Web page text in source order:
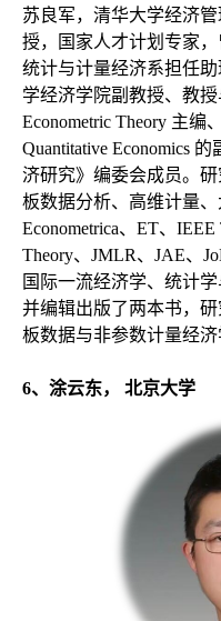
苏良军，清华大学经济
授，国家人才计划专家
统计与计量经济系担任
学经济学院副教授、教
Econometric Theory 主编
Quantitative Economics
济研究》编委会成员。
板数据分析、高维计量
Econometrica、ET、IEEE
Theory、JMLR、JAE、
国际一流经济学、统计
并编辑出版了两本书，
板数据与非参数计量经济
6、涂云东， 北京大学